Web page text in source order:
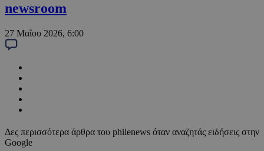
newsroom
27 Μαΐου 2026, 6:00
Δες περισσότερα άρθρα του philenews όταν αναζητάς ειδήσεις στην
Google